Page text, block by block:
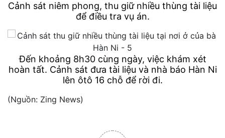
Cảnh sát niêm phong, thu giữ nhiều thùng tài liệu
để điều tra vụ án.
Đến khoảng 8h30 cùng ngày, việc khám xét
hoàn tất. Cảnh sát đưa tài liệu và nhà báo Hàn Ni
lên ôtô 16 chỗ để rời đi.
(Nguồn: Zing News)